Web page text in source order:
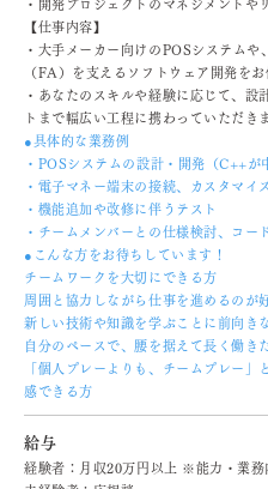
・開発プロジェクトのマネジメントや
【仕事内容】
・大手メーカー向けのPOSシステムや
（FA）を支えるソフトウェア開発をお
・あなたのスキルや経験に応じて、設
トまで幅広い工程に携わっていただき
●具体的な業務例
・POSシステムの設計・開発（C++が
・電子マネー端末の接続、カスタマイ
・機能追加や改修に伴うテスト
・チームメンバーとの仕様検討、コー
●こんな方をお待ちしています！
チームワークを大切にできる方
周囲と協力しながら仕事を進めるのが
新しい技術や知識を学ぶことに前向き
自分のペースで、腰を据えて長く働き
「個人プレーよりも、チームプレー」
感できる方
給与
経験者：月収20万円以上 ※能力・業務